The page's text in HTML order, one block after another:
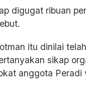
digugat ribuan
itu dinilai
sikap
anggota